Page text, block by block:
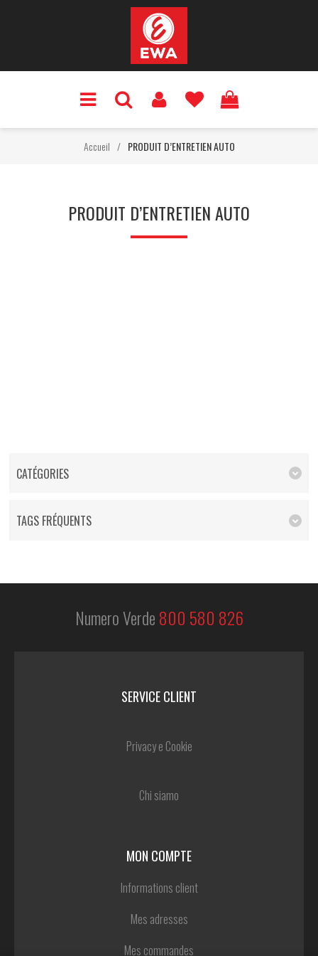
Accueil / PRODUIT D’ENTRETIEN AUTO
PRODUIT D’ENTRETIEN AUTO
CATÉGORIES
TAGS FRÉQUENTS
Numero Verde800 580 826
SERVICE CLIENT
Privacy e Cookie
Chi siamo
MON COMPTE
Informations client
Mes adresses
Mes commandes